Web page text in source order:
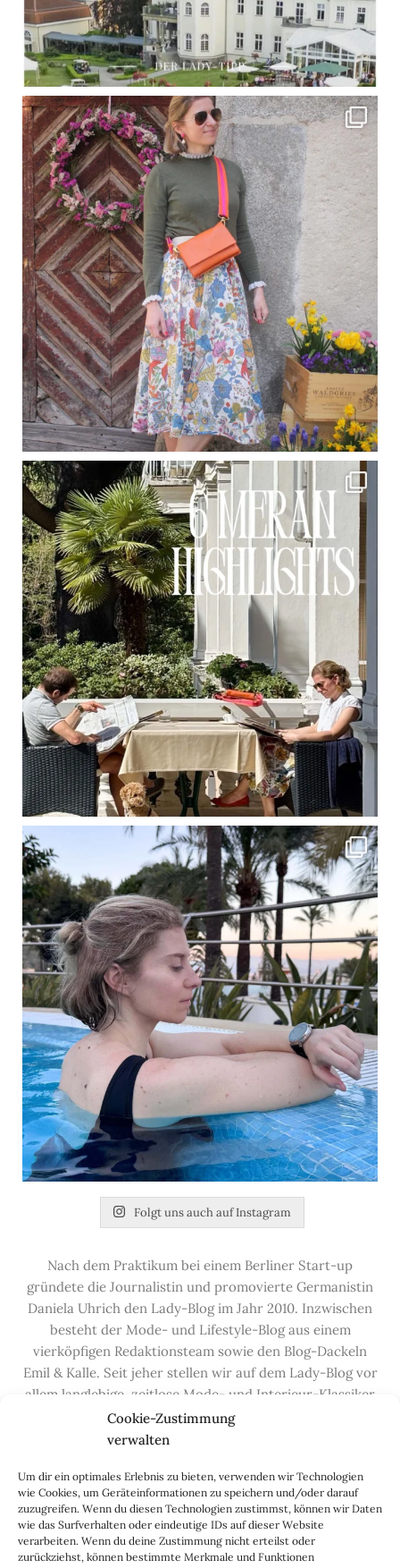
Cookie-Zustimmung
verwalten
Um dir ein optimales Erlebnis zu bieten, verwenden wir Technologien
wie Cookies, um Geräteinformationen zu speichern und/oder darauf
zuzugreifen. Wenn du diesen Technologien zustimmst, können wir Daten
wie das Surfverhalten oder eindeutige IDs auf dieser Website
verarbeiten. Wenn du deine Zustimmung nicht erteilst oder
zurückziehst, können bestimmte Merkmale und Funktionen
Folgt uns auch auf Instagram
Nach dem Praktikum bei einem Berliner Start-up
gründete die Journalistin und promovierte Germanistin
Daniela Uhrich den Lady-Blog im Jahr 2010. Inzwischen
besteht der Mode- und Lifestyle-Blog aus einem
vierköpfigen Redaktionsteam sowie den Blog-Dackeln
Emil & Kalle. Seit jeher stellen wir auf dem Lady-Blog vor
allem langlebige, zeitlose Mode- und Interieur-Klassiker
vor, die hochwertig verarbeitet und unter guten
Bedingungen hergestellt wurden – gerne „Made in
Handwerksberufe und kleine feine Firmen, denen wir
hier auf dem Blog eine Präsentationsfläche bieten, sowie
alle Dinge, die das Leben ein bisschen schöner machen.
Darüber hinaus legen wir großen Wert auf den